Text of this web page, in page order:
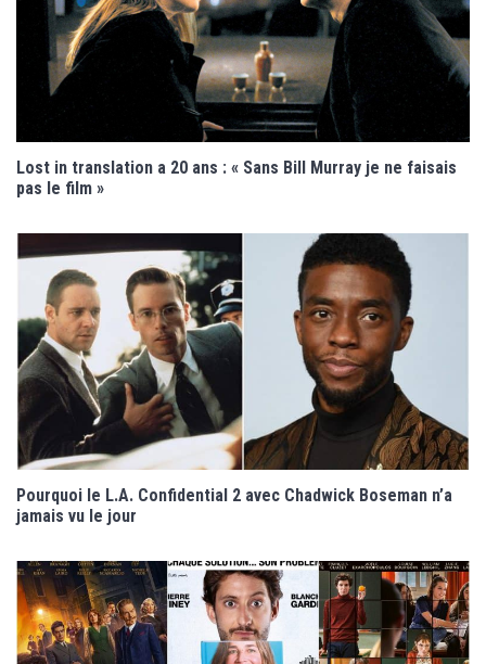
Lost in translation a 20 ans : « Sans Bill Murray je ne faisais
pas le film »
Pourquoi le L.A. Confidential 2 avec Chadwick Boseman n’a
jamais vu le jour